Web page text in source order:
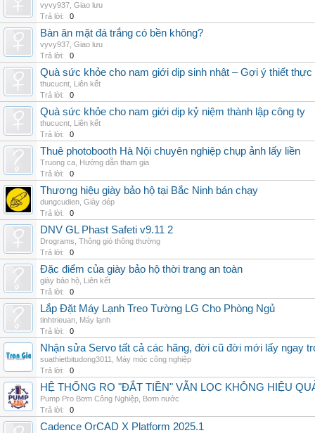
vyvy937 Giao lưu
Trả lời:
0
Bàn ăn mặt đá trắng có bền không?
vyvy937 Giao lưu
Trả lời:
0
Quà sức khỏe cho nam giới dịp sinh nhật – Gợi ý thiết thực
thucucnt Liên kết
Trả lời:
0
Quà sức khỏe cho nam giới dịp kỷ niệm thành lập công ty
thucucnt Liên kết
Trả lời:
0
Thuê photobooth Hà Nội chuyên nghiệp chụp ảnh lấy liền
Truong ca Hướng dẫn tham gia
Trả lời:
0
Thương hiệu giày bảo hộ tại Bắc Ninh bán chạy
dungcudien Giày dép
Trả lời:
0
DNV GL Phast Safeti v9.11 2
Drograms Thông gió thông thường
Trả lời:
0
Đặc điểm của giày bảo hộ thời trang an toàn
giày bảo hộ Liên kết
Trả lời:
0
Lắp Đặt Máy Lạnh Treo Tường LG Cho Phòng Ngủ
tinhtrieuan Máy lạnh
Trả lời:
0
Nhận sửa Servo tất cả các hãng, đời cũ đời mới lấy ngay
suathietbitudong3011
Máy móc công nghiệp
Trả lời:
0
HỆ THỐNG RO "ĐẮT TIỀN" VẪN LỌC KHÔNG HIỆU
Pump Pro Bơm Công Nghiệp Bơm nước
Trả lời:
0
Cadence OrCAD X Platform 2025.1